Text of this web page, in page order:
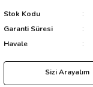
Stok Kodu
Garanti Süresi
Havale
Sizi Arayalım